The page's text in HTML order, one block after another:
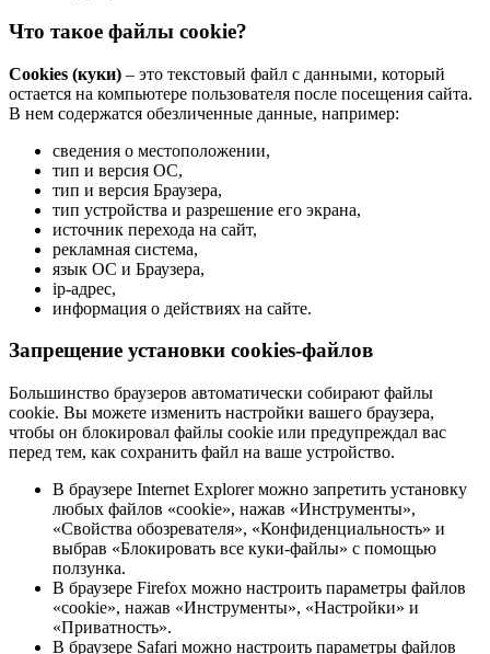
Что такое файлы cookie?
Cookies (куки) – это текстовый файл с данными, который
остается на компьютере пользователя после посещения сайта.
В нем содержатся обезличенные данные, например:
сведения о местоположении,
тип и версия ОС,
тип и версия Браузера,
тип устройства и разрешение его экрана,
источник перехода на сайт,
рекламная система,
язык ОС и Браузера,
ip-адрес,
информация о действиях на сайте.
Запрещение установки cookies-файлов
Большинство браузеров автоматически собирают файлы
cookie. Вы можете изменить настройки вашего браузера,
чтобы он блокировал файлы cookie или предупреждал вас
перед тем, как сохранить файл на ваше устройство.
В браузере Internet Explorer можно запретить установку
любых файлов «cookie», нажав «Инструменты»,
«Свойства обозревателя», «Конфиденциальность» и
выбрав «Блокировать все куки-файлы» с помощью
ползунка.
В браузере Firefox можно настроить параметры файлов
«cookie», нажав «Инструменты», «Настройки» и
«Приватность».
В браузере Safari можно настроить параметры файлов